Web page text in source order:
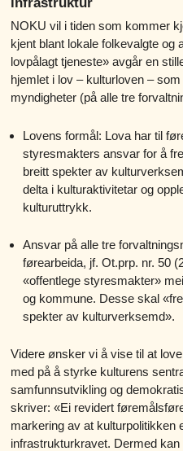
NOKU vil i tiden som kommer
kjent blant lokale folkevalgte og
lovpålagt tjeneste» avgår en
hjemlet i lov – kulturloven –
myndigheter (på alle tre
Lovens formål: Lova har til
styresmakters ansvar for å
breitt spekter av
delta i kulturaktivitetar og
kulturuttrykk.
Ansvar på alle tre
førearbeida, jf. Ot.prp. nr. 50
«offentlege styresmakter»
og kommune. Desse skal
spekter av kulturverksemd».
Videre ønsker vi å vise til at
med på å styrke kulturens
samfunnsutvikling og
skriver: «Ei revidert
markering av at kulturpolitikken
infrastrukturkravet. Dermed